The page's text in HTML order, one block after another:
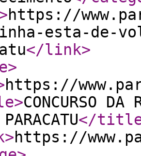
https://
esta-de-
</link>
>
https://
>CONCURSO
</
>https://